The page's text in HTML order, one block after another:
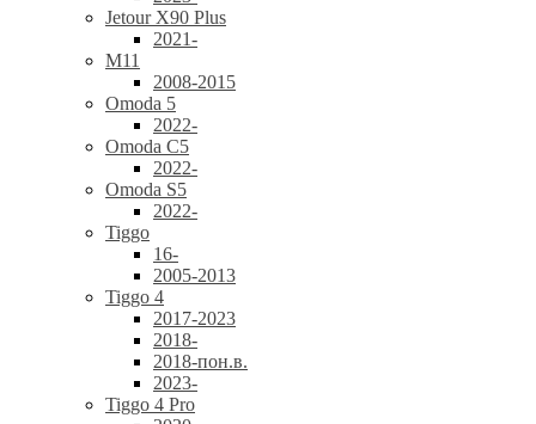
Jetour X90 Plus
2021-
M11
2008-2015
Omoda 5
2022-
Omoda C5
2022-
Omoda S5
2022-
Tiggo
16-
2005-2013
Tiggo 4
2017-2023
2018-
2018-пон.в.
2023-
Tiggo 4 Pro